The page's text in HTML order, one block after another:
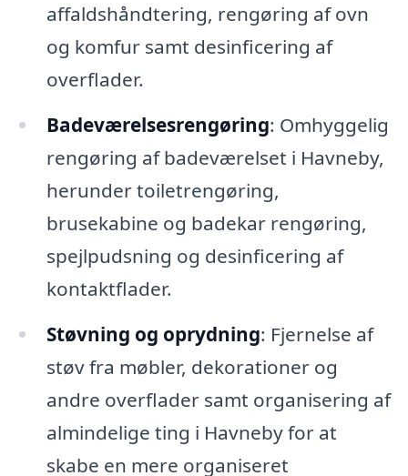
affaldshåndtering, rengøring af ovn
og komfur samt desinficering af
overflader.
Badeværelsesrengøring: Omhyggelig
rengøring af badeværelset i Havneby,
herunder toiletrengøring,
brusekabine og badekar rengøring,
spejlpudsning og desinficering af
kontaktflader.
Støvning og oprydning: Fjernelse af
støv fra møbler, dekorationer og
andre overflader samt organisering af
almindelige ting i Havneby for at
skabe en mere organiseret